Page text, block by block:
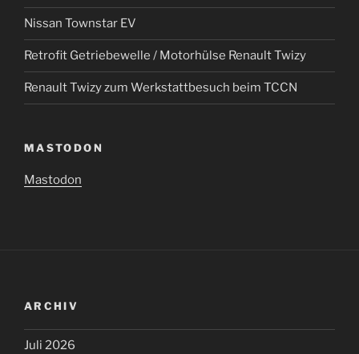
Nissan Townstar EV
Retrofit Getriebewelle / Motorhülse Renault Twizy
Renault Twizy zum Werkstattbesuch beim TCCN
MASTODON
Mastodon
ARCHIV
Juli 2026